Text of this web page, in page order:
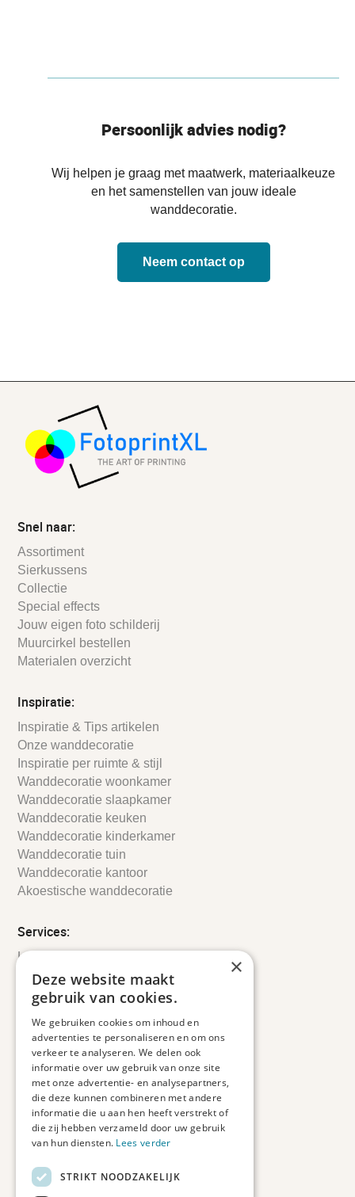
Persoonlijk advies nodig?
Wij helpen je graag met maatwerk, materiaalkeuze
en het samenstellen van jouw ideale
wanddecoratie.
Neem contact op
Snel naar:
Assortiment
Sierkussens
Collectie
Special effects
Jouw eigen foto schilderij
Muurcirkel bestellen
Materialen overzicht
Inspiratie:
Inspiratie & Tips artikelen
Onze wanddecoratie
Inspiratie per ruimte & stijl
Wanddecoratie woonkamer
Wanddecoratie slaapkamer
Wanddecoratie keuken
Wanddecoratie kinderkamer
Wanddecoratie tuin
Wanddecoratie kantoor
Akoestische wanddecoratie
Services:
Leveringsinformatie
Retourbeleid
Informatie
Veelgestelde vragen
Duurzaam ondernemen
Contact informatie
Etienne de Pinedaweg 34
3711 CH, Austerlitz
Nederland
info@fotoprintxl.nl
×
Deze website maakt
gebruik van cookies.
We gebruiken cookies om inhoud en
advertenties te personaliseren en om ons
verkeer te analyseren. We delen ook
informatie over uw gebruik van onze site
met onze advertentie- en analysepartners,
die deze kunnen combineren met andere
informatie die u aan hen heeft verstrekt of
die zij hebben verzameld door uw gebruik
van hun diensten. Lees verder
STRIKT NOODZAKELIJK